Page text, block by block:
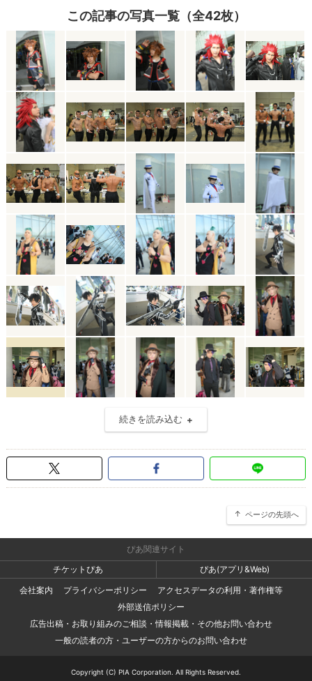
この記事の写真一覧（全42枚）
続きを読み込む
ページの先頭へ
ぴあ関連サイト
チケットぴあ
ぴあ(アプリ&Web)
会社案内
プライバシーポリシー
アクセスデータの利用・著作権等
外部送信ポリシー
広告出稿・お取り組みのご相談・情報掲載・その他お問い合わせ
一般の読者の方・ユーザーの方からのお問い合わせ
Copyright (C) PIA Corporation. All Rights Reserved.